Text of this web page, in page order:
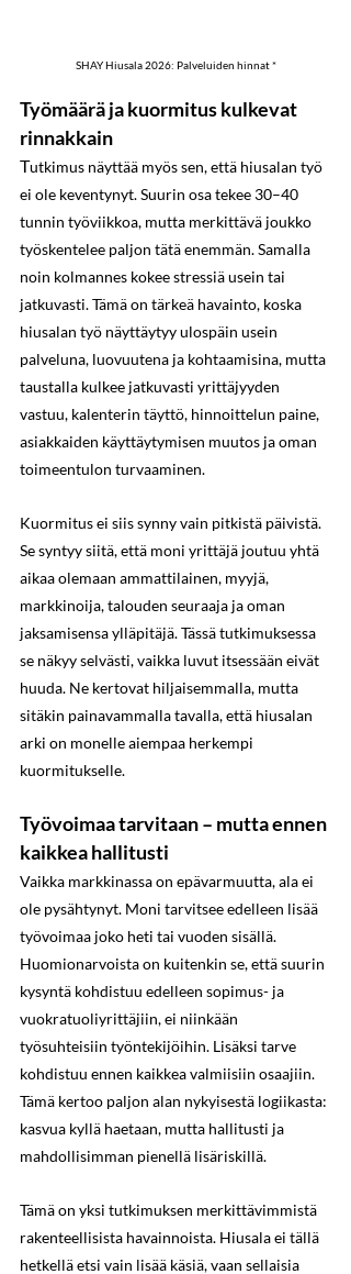
SHAY Hiusala 2026: Palveluiden hinnat *
Työmäärä ja kuormitus kulkevat
rinnakkain
Tutkimus näyttää myös sen, että hiusalan työ
ei ole keventynyt. Suurin osa tekee 30–40
tunnin työviikkoa, mutta merkittävä joukko
työskentelee paljon tätä enemmän. Samalla
noin kolmannes kokee stressiä usein tai
jatkuvasti. Tämä on tärkeä havainto, koska
hiusalan työ näyttäytyy ulospäin usein
palveluna, luovuutena ja kohtaamisina, mutta
taustalla kulkee jatkuvasti yrittäjyyden
vastuu, kalenterin täyttö, hinnoittelun paine,
asiakkaiden käyttäytymisen muutos ja oman
toimeentulon turvaaminen.
Kuormitus ei siis synny vain pitkistä päivistä.
Se syntyy siitä, että moni yrittäjä joutuu yhtä
aikaa olemaan ammattilainen, myyjä,
markkinoija, talouden seuraaja ja oman
jaksamisensa ylläpitäjä. Tässä tutkimuksessa
se näkyy selvästi, vaikka luvut itsessään eivät
huuda. Ne kertovat hiljaisemmalla, mutta
sitäkin painavammalla tavalla, että hiusalan
arki on monelle aiempaa herkempi
kuormitukselle.
Työvoimaa tarvitaan – mutta ennen
kaikkea hallitusti
Vaikka markkinassa on epävarmuutta, ala ei
ole pysähtynyt. Moni tarvitsee edelleen lisää
työvoimaa joko heti tai vuoden sisällä.
Huomionarvoista on kuitenkin se, että suurin
kysyntä kohdistuu edelleen sopimus- ja
vuokratuoliyrittäjiin, ei niinkään
työsuhteisiin työntekijöihin. Lisäksi tarve
kohdistuu ennen kaikkea valmiisiin osaajiin.
Tämä kertoo paljon alan nykyisestä logiikasta:
kasvua kyllä haetaan, mutta hallitusti ja
mahdollisimman pienellä lisäriskillä.
Tämä on yksi tutkimuksen merkittävimmistä
rakenteellisista havainnoista. Hiusala ei tällä
hetkellä etsi vain lisää käsiä, vaan sellaisia